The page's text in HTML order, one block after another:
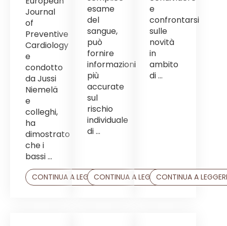
Journal
of
Preventive
Cardiology
e
condotto
da Jussi
Niemelä
e
colleghi,
ha
dimostrato
che i
bassi ...
CONTINUA A LEGGERE
esame
del
sangue,
può
fornire
informazioni
più
accurate
sul
rischio
individuale
di ...
CONTINUA A LEGGERE
e
confrontarsi
sulle
novità
in
ambito
di ...
CONTINUA A